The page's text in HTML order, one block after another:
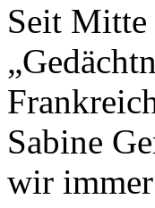
Seit Mitte
Sabine
wir